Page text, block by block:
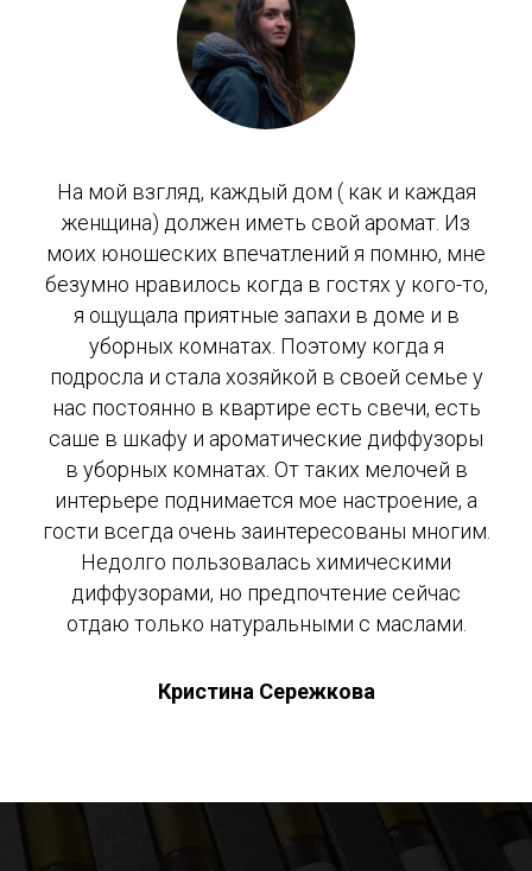
На мой взгляд, каждый дом ( как и каждая
женщина) должен иметь свой аромат. Из
моих юношеских впечатлений я помню, мне
безумно нравилось когда в гостях у кого-то,
я ощущала приятные запахи в доме и в
уборных комнатах. Поэтому когда я
подросла и стала хозяйкой в своей семье у
нас постоянно в квартире есть свечи, есть
саше в шкафу и ароматические диффузоры
в уборных комнатах. От таких мелочей в
интерьере поднимается мое настроение, а
гости всегда очень заинтересованы многим.
Недолго пользовалась химическими
диффузорами, но предпочтение сейчас
отдаю только натуральными с маслами.
Кристина Сережкова